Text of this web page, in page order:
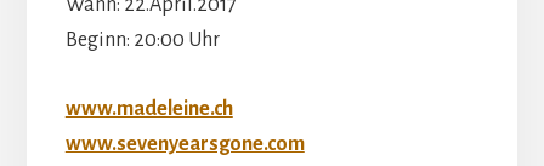
Beginn: 20:00 Uhr
www.madeleine.ch
www.sevenyearsgone.com